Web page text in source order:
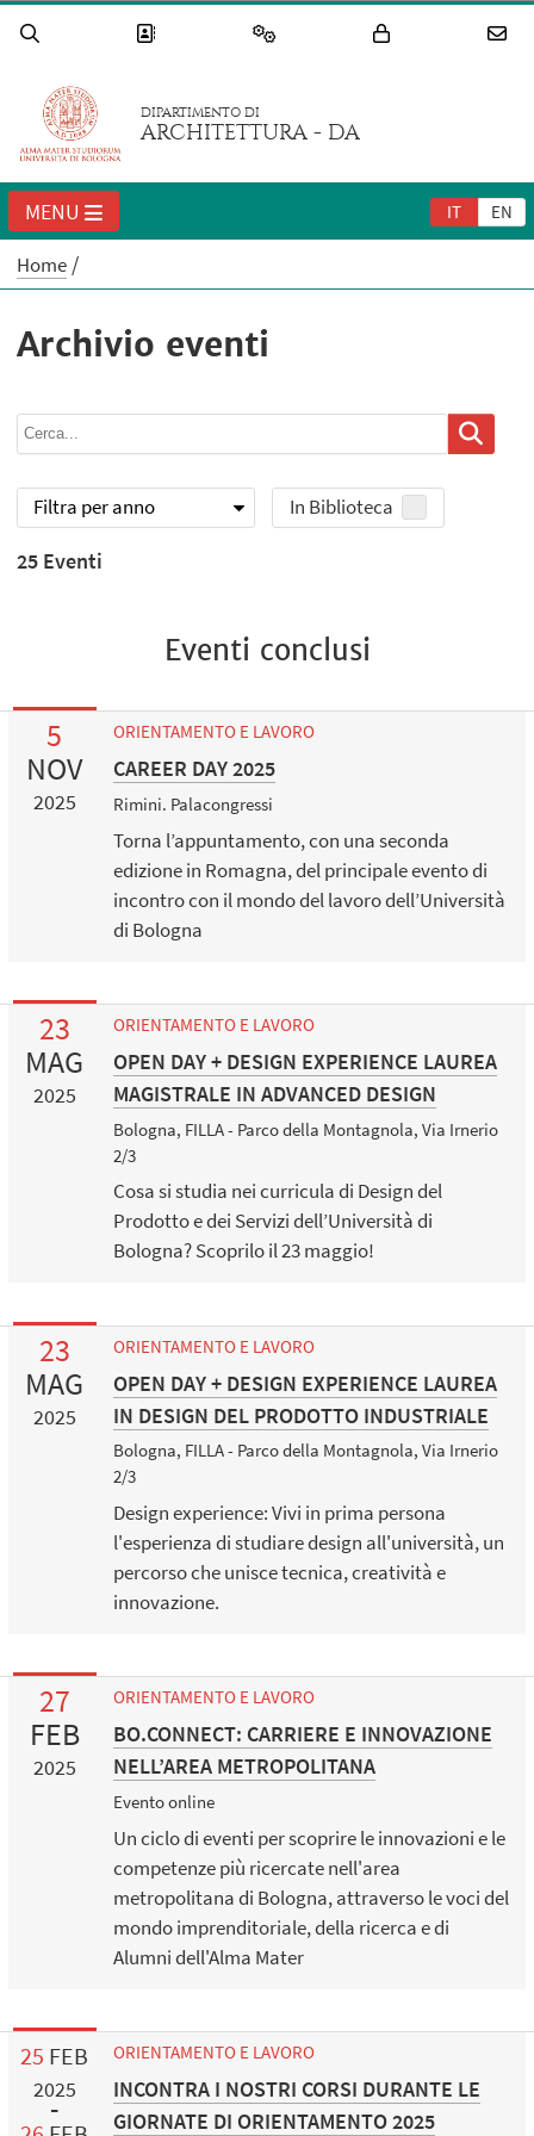
DIPARTIMENTO DI
ARCHITETTURA - DA
IT EN
MENU
Home
Archivio eventi
Filtra per anno In Biblioteca
25 Eventi
Eventi conclusi
5
NOV
2025
ORIENTAMENTO E LAVORO
CAREER DAY 2025
Rimini. Palacongressi
Torna l’appuntamento, con una seconda
edizione in Romagna, del principale evento di
incontro con il mondo del lavoro dell’Università
di Bologna
23
MAG
2025
ORIENTAMENTO E LAVORO
OPEN DAY + DESIGN EXPERIENCE LAUREA
MAGISTRALE IN ADVANCED DESIGN
Bologna, FILLA - Parco della Montagnola, Via Irnerio
2/3
Cosa si studia nei curricula di Design del
Prodotto e dei Servizi dell’Università di
Bologna? Scoprilo il 23 maggio!
23
MAG
2025
ORIENTAMENTO E LAVORO
OPEN DAY + DESIGN EXPERIENCE LAUREA
IN DESIGN DEL PRODOTTO INDUSTRIALE
Bologna, FILLA - Parco della Montagnola, Via Irnerio
2/3
Design experience: Vivi in prima persona
l'esperienza di studiare design all'università, un
percorso che unisce tecnica, creatività e
innovazione.
27
FEB
2025
ORIENTAMENTO E LAVORO
BO.CONNECT: CARRIERE E INNOVAZIONE
NELL’AREA METROPOLITANA
Evento online
Un ciclo di eventi per scoprire le innovazioni e le
competenze più ricercate nell'area
metropolitana di Bologna, attraverso le voci del
mondo imprenditoriale, della ricerca e di
Alumni dell'Alma Mater
25 FEB
2025
ORIENTAMENTO E LAVORO
INCONTRA I NOSTRI CORSI DURANTE LE
GIORNATE DI ORIENTAMENTO 2025